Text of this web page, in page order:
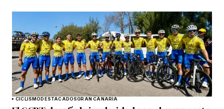
CICLISMODESTACADOSGRAN CANARIA